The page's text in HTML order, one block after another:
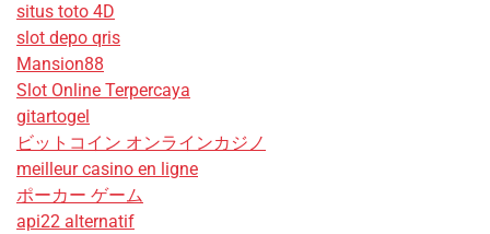
situs toto 4D
slot depo qris
Mansion88
Slot Online Terpercaya
gitartogel
ビットコイン オンラインカジノ
meilleur casino en ligne
ポーカー ゲーム
api22 alternatif